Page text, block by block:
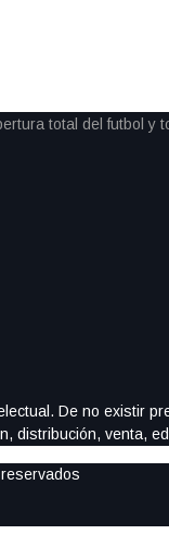
De no existir
distribución, venta,